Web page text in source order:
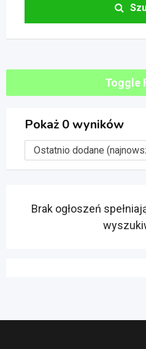
Toggle
Pokaż 0 wyników
Brak ogłoszeń